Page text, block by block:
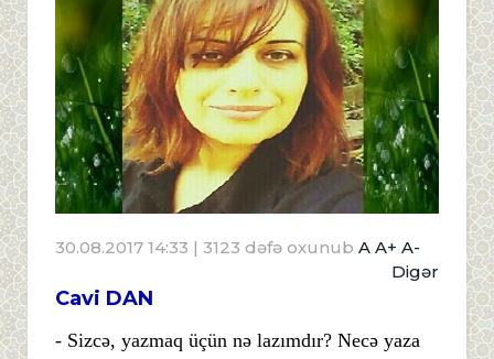
30.08.2017 14:33 | 3123 dəfə oxunub A A+ A-
Digər
Cavi DAN
- Sizcə, yazmaq üçün nə lazımdır? Necə yaza